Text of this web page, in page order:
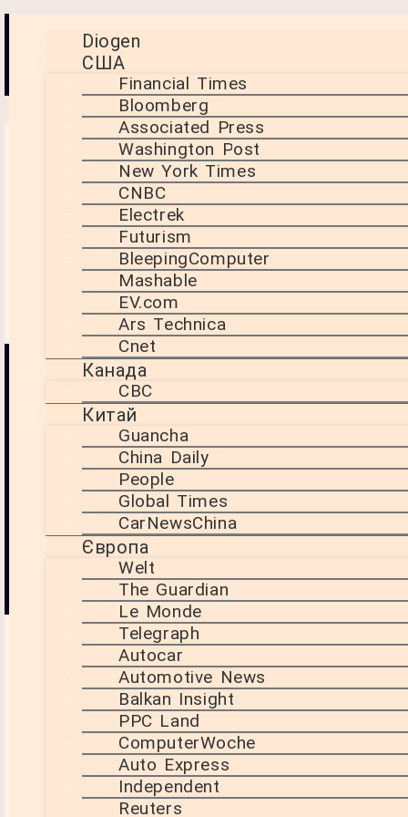
Diogen
США
Financial Times
Bloomberg
Associated Press
Washington Post
New York Times
CNBC
Electrek
Futurism
BleepingComputer
Mashable
EV.com
Ars Technica
Cnet
Канада
CBC
Китай
Guancha
China Daily
People
Global Times
CarNewsChina
Європа
Welt
The Guardian
Le Monde
Telegraph
Autocar
Automotive News
Balkan Insight
PPC Land
ComputerWoche
Auto Express
Independent
Reuters
Новини світових ЗМІ з
аналітикою від Діогена
Нафтові та
газові ресурси
Північного
погляд на
потенціал
додаткові 20-30
мільярдів барелів
нафти та газу. Це
економіці
Великобританії
стерлінгів
20 Вересня, 2025
Північне море
[ai-summary]
Утричі більше запасів, ніж
очікувалося
Північне море завжди було стратегічно
важливим регіоном для видобутку нафти та